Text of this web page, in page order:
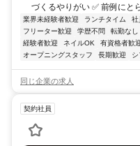
づくるやりがい ✅ 前例にと
業界未経験者歓迎 ランチタイム 社
フリーター歓迎
学歴不問 転勤なし
経験者歓迎
ネイルOK 有資格者歓
オープニングスタッフ
長期歓迎 シ
同じ企業の求人
契約社員